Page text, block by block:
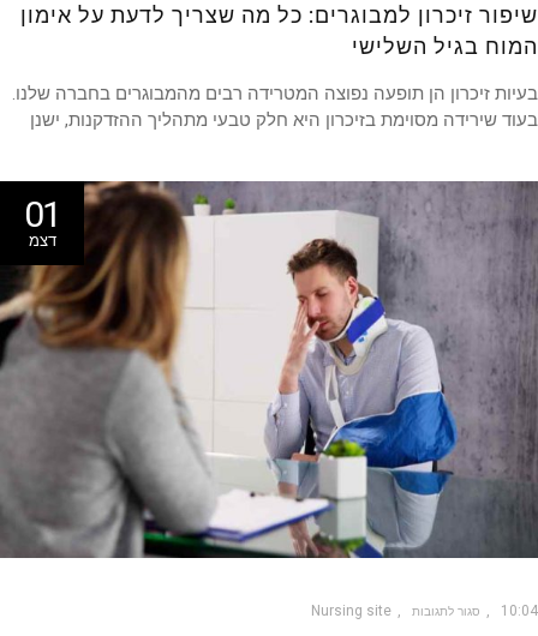
זיכרון למבוגרים: כל מה שצריך לדעת על אימון
בגיל השלישי
זיכרון הן תופעה נפוצה המטרידה רבים מהמבוגרים בחברה שלנו.
שירידה מסוימת בזיכרון היא חלק טבעי מתהליך ההזדקנות, ישנן
01
דצמ
סגור לתגובות Nursing site